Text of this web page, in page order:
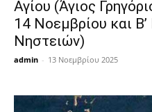
Αγίου (Άγιος
14 Νοεμβρίου και
Νηστειών)
admin - 13 Νοεμβρίου 2025